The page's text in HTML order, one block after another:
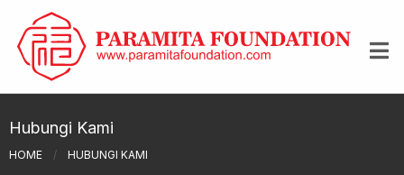
Hubungi Kami
HOME / HUBUNGI KAMI